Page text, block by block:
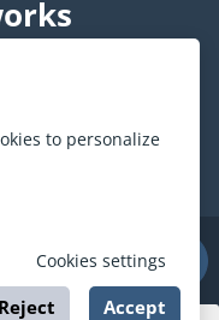
to personalize
Cookies settings
Reject Accept